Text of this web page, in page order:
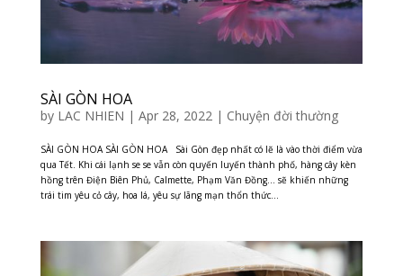
SÀI GÒN HOA
by LAC NHIEN | Apr 28, 2022| Chuyện đời thường
SÀI GÒN HOA SÀI GÒN HOA Sài Gòn đẹp nhất có lẽ là vào thời điểm vừa
qua Tết. Khi cái lạnh se se vẫn còn quyến luyến thành phố, hàng cây kèn
hồng trên Điện Biên Phủ, Calmette, Phạm Văn Đồng… sẽ khiến những
trái tim yêu cỏ cây, hoa lá, yêu sự lãng mạn thổn thức...